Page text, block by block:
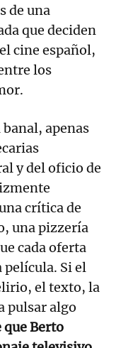
de una
que deciden
cine español,
los
apenas
y del oficio de
crítica de
una pizzería
cada oferta
película. Si el
el texto, la
pulsar algo
que Berto